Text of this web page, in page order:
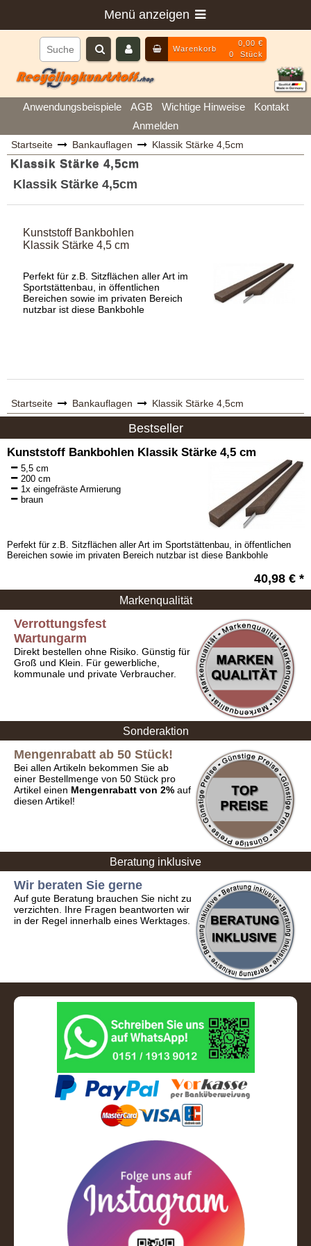
Warenkorb
0,00 €
0
Stück
Anwendungsbeispiele AGB Wichtige Hinweise
Kontakt
Anmelden
Menü anzeigen
Startseite Bankauflagen Klassik Stärke 4,5cm
Klassik Stärke 4,5cm
Klassik Stärke 4,5cm
Kunststoff Bankbohlen
Klassik Stärke 4,5 cm
Perfekt für z.B. Sitzflächen aller Art im
Sportstättenbau, in öffentlichen
Bereichen sowie im privaten Bereich
nutzbar ist diese Bankbohle
Startseite Bankauflagen Klassik Stärke 4,5cm
Bestseller
Kunststoff Bankbohlen Klassik Stärke 4,5 cm
5,5 cm
200 cm
1x eingefräste Armierung
braun
Perfekt für z.B. Sitzflächen aller Art im Sportstättenbau, in öffentlichen
Bereichen sowie im privaten Bereich nutzbar ist diese Bankbohle
40,98 € *
Markenqualität
Verrottungsfest
Wartungarm
Direkt bestellen ohne Risiko. Günstig für
Groß und Klein. Für gewerbliche,
kommunale und private Verbraucher.
Sonderaktion
Mengenrabatt ab 50 Stück!
Bei allen Artikeln bekommen Sie ab
einer Bestellmenge von 50 Stück pro
Artikel einen Mengenrabatt von 2% auf
diesen Artikel!
Beratung inklusive
Wir beraten Sie gerne
Auf gute Beratung brauchen Sie nicht zu
verzichten. Ihre Fragen beantworten wir
in der Regel innerhalb eines Werktages.